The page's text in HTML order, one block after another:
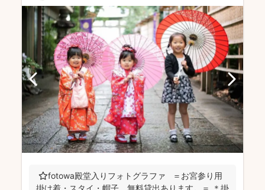
⭐️fotowa殿堂入りフォトグラファ ＝お宮参り用
掛け着・スタイ・帽子 無料貸出あります。＝ ＊掛